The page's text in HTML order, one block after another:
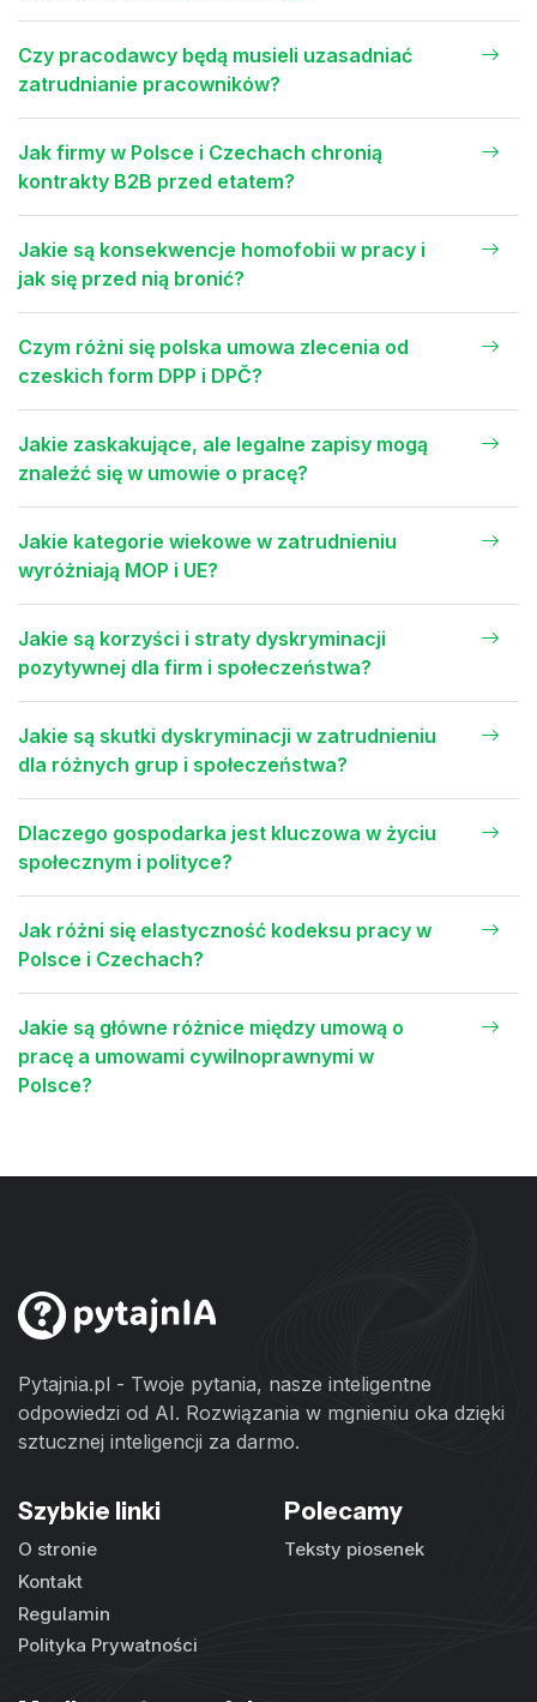
Czy pracodawcy będą musieli uzasadniać
zatrudnianie pracowników?
Jak firmy w Polsce i Czechach chronią
kontrakty B2B przed etatem?
Jakie są konsekwencje homofobii w pracy i
jak się przed nią bronić?
Czym różni się polska umowa zlecenia od
czeskich form DPP i DPČ?
Jakie zaskakujące, ale legalne zapisy mogą
znaleźć się w umowie o pracę?
Jakie kategorie wiekowe w zatrudnieniu
wyróżniają MOP i UE?
Jakie są korzyści i straty dyskryminacji
pozytywnej dla firm i społeczeństwa?
Jakie są skutki dyskryminacji w zatrudnieniu
dla różnych grup i społeczeństwa?
Dlaczego gospodarka jest kluczowa w życiu
społecznym i polityce?
Jak różni się elastyczność kodeksu pracy w
Polsce i Czechach?
Jakie są główne różnice między umową o
pracę a umowami cywilnoprawnymi w
Polsce?
Pytajnia.pl - Twoje pytania, nasze inteligentne
odpowiedzi od AI. Rozwiązania w mgnieniu oka dzięki
sztucznej inteligencji za darmo.
Szybkie linki
O stronie
Kontakt
Regulamin
Polityka Prywatności
Polecamy
Teksty piosenek